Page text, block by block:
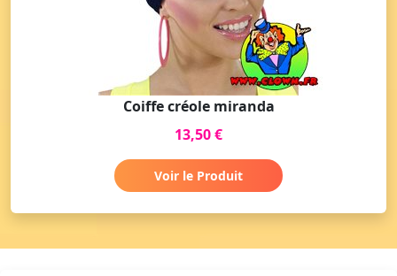
Coiffe créole miranda
13,50 €
Voir le Produit